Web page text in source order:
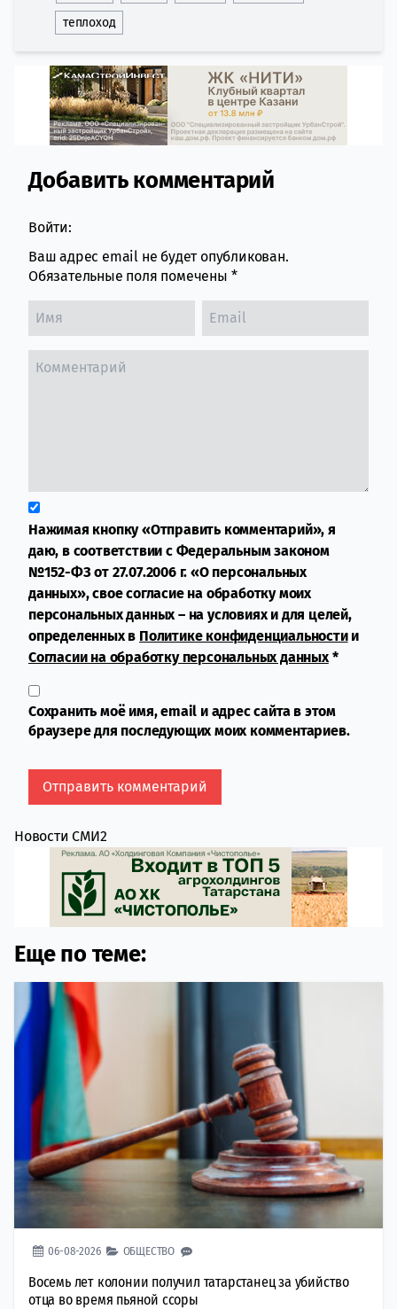
теплоход
Comment section
Добавить комментарий
Войти:
Ваш адрес email не будет опубликован.
Обязательные поля помечены *
Нажимая кнопку «Отправить комментарий», я
даю, в соответствии с Федеральным законом
№152-ФЗ от 27.07.2006 г. «О персональных
данных», свое согласие на обработку моих
персональных данных – на условиях и для целей,
определенных в Политике конфиденциальностии
Согласии на обработку персональных данных*
Сохранить моё имя, email и адрес сайта в этом
браузере для последующих моих комментариев.
Новости СМИ2
Еще по теме:
06-08-2026 ОБЩЕСТВО
Восемь лет колонии получил татарстанец за убийство
отца во время пьяной ссоры